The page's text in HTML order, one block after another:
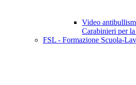
Video
Carabinieri per
FSL - Formazione Scuola-